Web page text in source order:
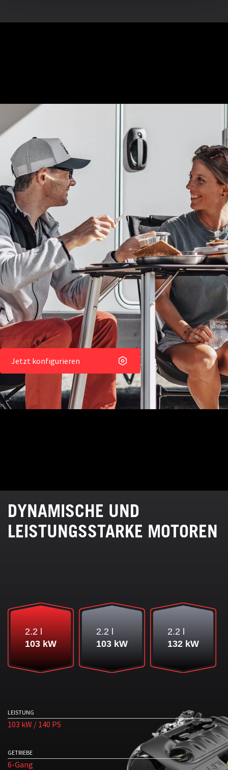
Jetzt konfigurieren
DYNAMISCHE UND
LEISTUNGSSTARKE MOTOREN
2.2 l
103 kW
2.2 l
103 kW
2.2 l
132 kW
LEISTUNG
103 kW / 140 PS
GETRIEBE
6-Gang